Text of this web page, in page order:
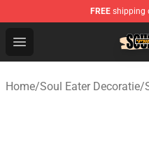
FREE shipping
Open menu
Soul Eater Store -
Home/Soul Eater Decoratie/